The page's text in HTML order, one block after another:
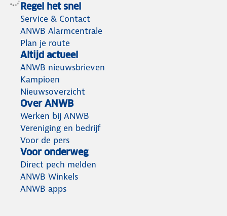
Regel het snel
Service & Contact
ANWB Alarmcentrale
Plan je route
Altijd actueel
ANWB nieuwsbrieven
Kampioen
Nieuwsoverzicht
Over ANWB
Werken bij ANWB
Vereniging en bedrijf
Voor de pers
Voor onderweg
Direct pech melden
ANWB Winkels
ANWB apps